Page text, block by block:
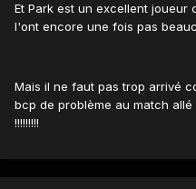
Et Park est un excellent
l'ont encore une fois pas
Mais il ne faut pas trop arrivé
bcp de problème au match
!!!!!!!!!